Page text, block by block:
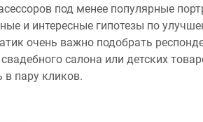
под менее популярные
и интересные гипотезы по
очень важно подобрать
салона или детских
в пару кликов.